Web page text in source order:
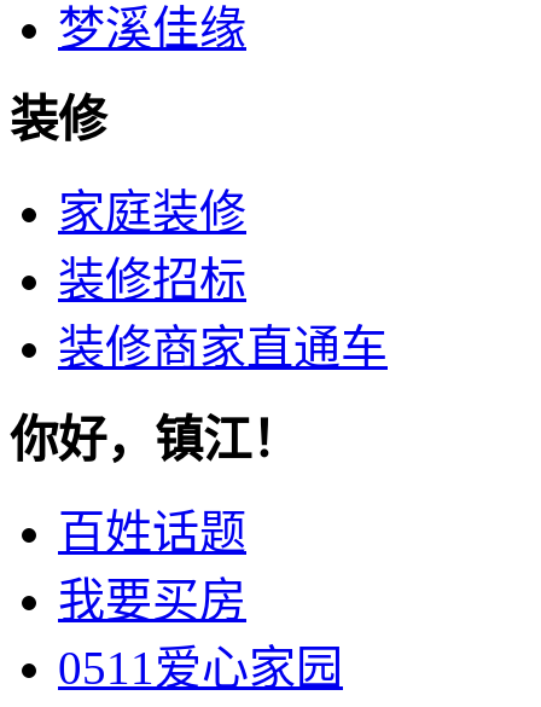
梦溪佳缘
装修
家庭装修
装修招标
装修商家直通车
你好，镇江！
百姓话题
我要买房
0511爱心家园